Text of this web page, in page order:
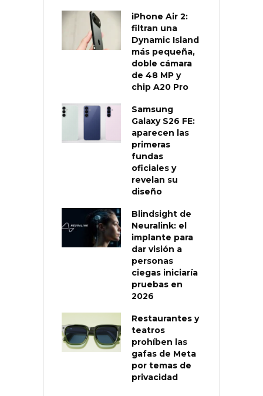
iPhone Air 2:
filtran una
Dynamic Island
más pequeña,
doble cámara
de 48 MP y
chip A20 Pro
Samsung
Galaxy S26 FE:
aparecen las
primeras
fundas
oficiales y
revelan su
diseño
Blindsight de
Neuralink: el
implante para
dar visión a
personas
ciegas iniciaría
pruebas en
2026
Restaurantes y
teatros
prohíben las
gafas de Meta
por temas de
privacidad